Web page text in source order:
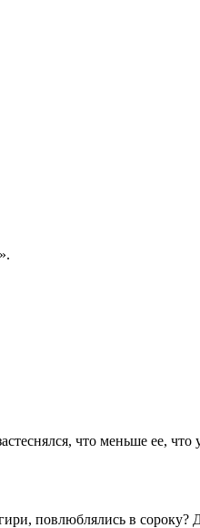
что меньше ее, что у
повлюблялись в сороку?